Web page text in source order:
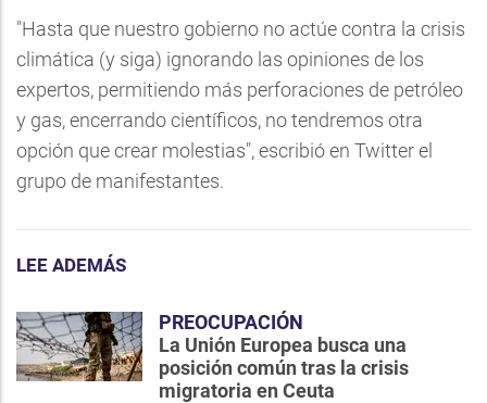
"Hasta que nuestro gobierno no actúe contra la crisis
climática (y siga) ignorando las opiniones de los
expertos, permitiendo más perforaciones de petróleo
y gas, encerrando científicos, no tendremos otra
opción que crear molestias", escribió en Twitter el
grupo de manifestantes.
LEE ADEMÁS
PREOCUPACIÓN
La Unión Europea busca una
posición común tras la crisis
migratoria en Ceuta